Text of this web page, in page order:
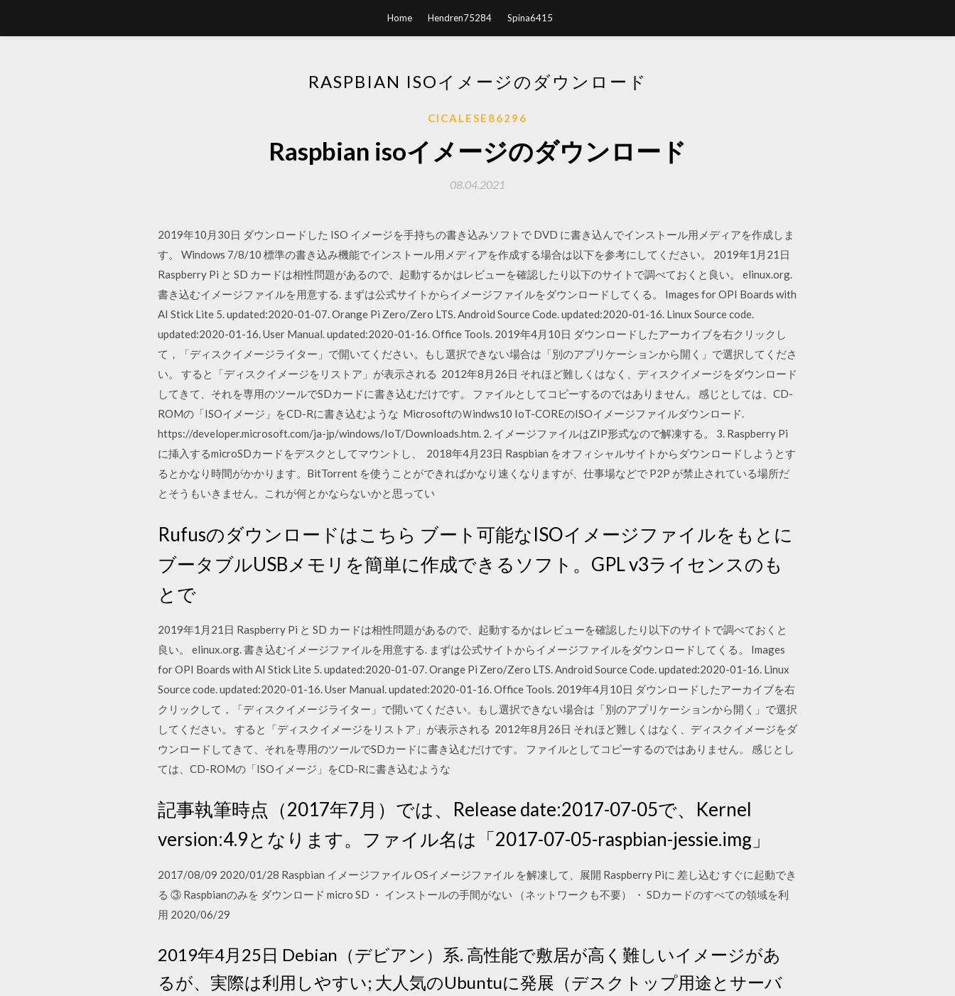
Home Hendren75284 Spina6415
RASPBIAN ISOイメージのダウンロード
CICALESE86296
Raspbian isoイメージのダウンロード
08.04.2021
2019年10月30日 ダウンロードした ISO イメージを手持ちの書き込みソフトで DVD に書き込んでインストール用メディアを作成しま
す。 Windows 7/8/10 標準の書き込み機能でインストール用メディアを作成する場合は以下を参考にしてください。 2019年1月21日
Raspberry Pi と SD カードは相性問題があるので、起動するかはレビューを確認したり以下のサイトで調べておくと良い。 elinux.org.
書き込むイメージファイルを用意する. まずは公式サイトからイメージファイルをダウンロードしてくる。 Images for OPI Boards with
AI Stick Lite 5. updated:2020-01-07. Orange Pi Zero/Zero LTS. Android Source Code. updated:2020-01-16. Linux Source code.
updated:2020-01-16. User Manual. updated:2020-01-16. Office Tools. 2019年4月10日 ダウンロードしたアーカイブを右クリックし
て，「⁠ディスクイメージライター」で開いてください。もし選択できない場合は「別のアプリケーションから開く」で選択してくださ
い。 すると「ディスクイメージをリストア」が表示される 2012年8月26日 それほど難しくはなく、ディスクイメージをダウンロード
してきて、それを専用のツールでSDカードに書き込むだけです。 ファイルとしてコピーするのではありません。 感じとしては、CD-
ROMの「ISOイメージ」をCD-Rに書き込むような MicrosoftのＷindws10 IoT-COREのISOイメージファイルダウンロード.
https://developer.microsoft.com/ja-jp/windows/IoT/Downloads.htm. 2. イメージファイルはZIP形式なので解凍する。 3. Raspberry Pi
に挿入するmicroSDカードをデスクとしてマウントし、 2018年4月23日 Raspbian をオフィシャルサイトからダウンロードしようとす
るとかなり時間がかかります。BitTorrent を使うことができればかなり速くなりますが、仕事場などで P2P が禁止されている場所だ
とそうもいきません。これが何とかならないかと思ってい
Rufusのダウンロードはこちら ブート可能なISOイメージファイルをもとに
ブータブルUSBメモリを簡単に作成できるソフト。GPL v3ライセンスのも
とで
2019年1月21日 Raspberry Pi と SD カードは相性問題があるので、起動するかはレビューを確認したり以下のサイトで調べておくと
良い。 elinux.org. 書き込むイメージファイルを用意する. まずは公式サイトからイメージファイルをダウンロードしてくる。 Images
for OPI Boards with AI Stick Lite 5. updated:2020-01-07. Orange Pi Zero/Zero LTS. Android Source Code. updated:2020-01-16. Linux
Source code. updated:2020-01-16. User Manual. updated:2020-01-16. Office Tools. 2019年4月10日 ダウンロードしたアーカイブを右
クリックして，「⁠ディスクイメージライター」で開いてください。もし選択できない場合は「別のアプリケーションから開く」で選択
してください。 すると「ディスクイメージをリストア」が表示される 2012年8月26日 それほど難しくはなく、ディスクイメージをダ
ウンロードしてきて、それを専用のツールでSDカードに書き込むだけです。 ファイルとしてコピーするのではありません。 感じとし
ては、CD-ROMの「ISOイメージ」をCD-Rに書き込むような
記事執筆時点（2017年7月）では、Release date:2017-07-05で、Kernel
version:4.9となります。ファイル名は「2017-07-05-raspbian-jessie.img」
2017/08/09 2020/01/28 Raspbian イメージファイル OSイメージファイル を解凍して、展開 Raspberry Piに 差し込む すぐに起動でき
る ③ Raspbianのみを ダウンロード micro SD ・ インストールの手間がない （ネットワークも不要） ・ SDカードのすべての領域を利
用 2020/06/29
2019年4月25日 Debian（デビアン）系. 高性能で敷居が高く難しいイメージがあ
るが、実際は利用しやすい; 大人気のUbuntuに発展（デスクトップ用途とサーバ